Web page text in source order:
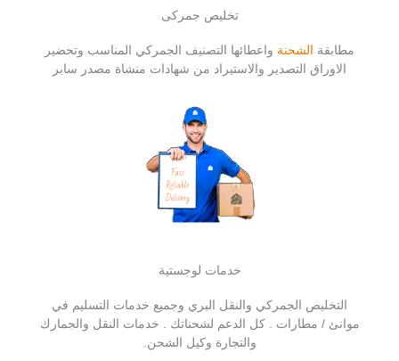
تخليص جمركى
مطابقة الشحنة واعطائها التصنيف الجمركي المناسب وتحضير
الاوراق التصدير والاستيراد من شهادات منشاة مصدر سابر
خدمات لوجستية
التخليص الجمركي والنقل البري وجميع خدمات التسليم في
موانئ / مطارات . كل الدعم لشحناتك . خدمات النقل والجمارك
والتجارة وكيل الشحن.